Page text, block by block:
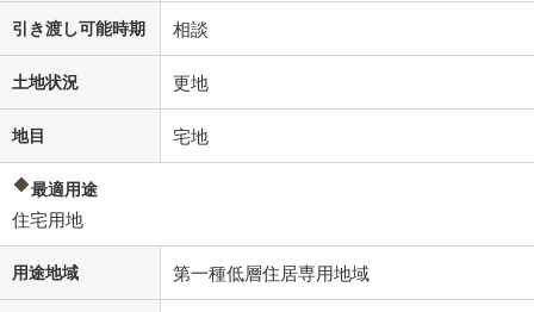
引き渡し可能時期 相談
土地状況 更地
地目 宅地
最適用途
住宅用地
用途地域 第一種低層住居専用地域